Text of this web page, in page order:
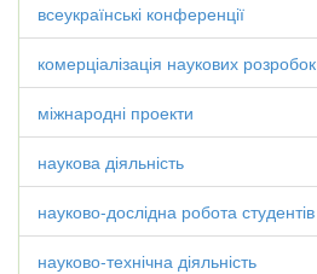
всеукраїнські конференції
комерціалізація наукових розробок
міжнародні проекти
наукова діяльність
науково-дослідна робота студентів
науково-технічна діяльність